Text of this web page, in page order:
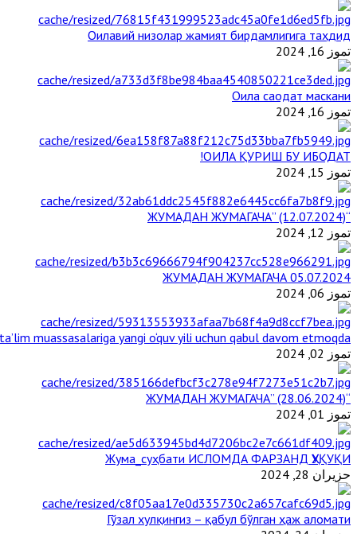
Оилавий низолар жамият бирдамлигига таҳдид
تموز 16, 2024
Оила саодат маскани
تموز 16, 2024
ОИЛА ҚУРИШ БУ ИБОДАТ!
تموز 15, 2024
“ЖУМАДАН ЖУМАГАЧА” (12.07.2024)
تموز 12, 2024
ЖУМАДАН ЖУМАГАЧА 05.07.2024
تموز 06, 2024
muassasalariga yangi o‘quv yili uchun qabul davom etmoqda
تموز 02, 2024
“ЖУМАДАН ЖУМАГАЧА” (28.06.2024)
تموز 01, 2024
Жума_суҳбати ИСЛОМДА ФАРЗАНД ҲУҚУҚИ
حزيران 28, 2024
Гўзал хулқингиз – қабул бўлган ҳаж аломати